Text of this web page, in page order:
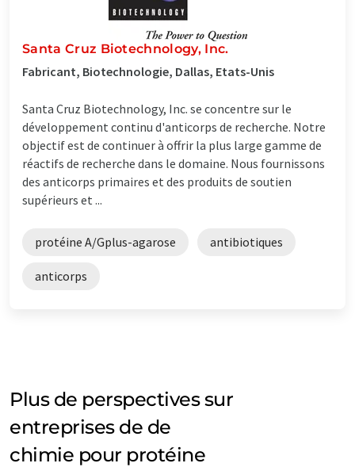
Santa Cruz Biotechnology, Inc.
Fabricant, Biotechnologie, Dallas, Etats-Unis
Santa Cruz Biotechnology, Inc. se concentre sur le
développement continu d'anticorps de recherche. Notre
objectif est de continuer à offrir la plus large gamme de
réactifs de recherche dans le domaine. Nous fournissons
des anticorps primaires et des produits de soutien
supérieurs et ...
protéine A/Gplus-agarose antibiotiques
anticorps
Plus de perspectives sur
entreprises de de
chimie pour protéine